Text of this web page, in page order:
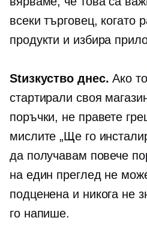
всеки търговец, когато
продукти и избира
Stизкуство днес. Ако
стартирали своя
поръчки, не правете
мислите „Ще го
да получавам повече
на един преглед не
подценена и никога не
го напише.